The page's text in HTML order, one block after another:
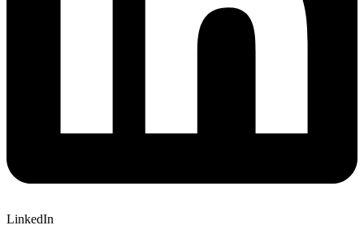
LinkedIn